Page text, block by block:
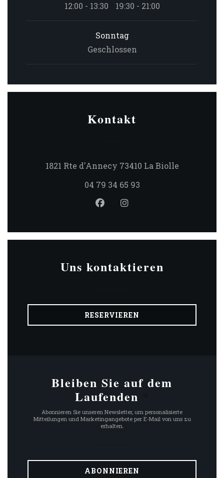
12:00 - 13:30
19:30 - 21:00
Sonntag
Geschlossen
Kontakt
1821 Rte d'Annecy 73410 La Biolle((öffnet ein
04 79 34 65 93
Facebook ((öffnet ein neues
Instagram ((öffnet ein
Uns kontaktieren
RESERVIEREN
Bleiben Sie auf dem
Laufenden
Abonnieren Sie unseren Newsletter, um personalisierte
Mitteilungen und Marketingangebote per E-Mail von uns zu
erhalten.
ABONNIEREN